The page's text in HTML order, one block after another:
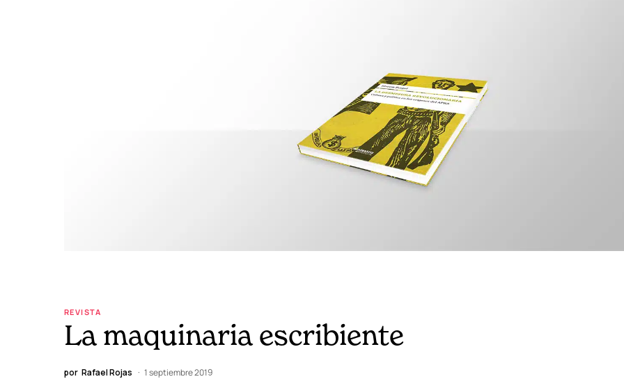
REVISTA
La maquinaria escribiente
por Rafael Rojas 1 septiembre 2019